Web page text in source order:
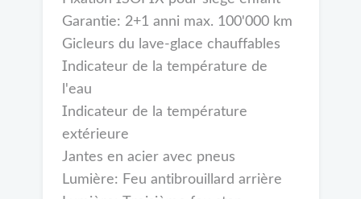
Garantie: 2+1 anni max. 100'000 km
Gicleurs du lave-glace chauffables
Indicateur de la température de
l'eau
Indicateur de la température
extérieure
Jantes en acier avec pneus
Lumière: Feu antibrouillard arrière